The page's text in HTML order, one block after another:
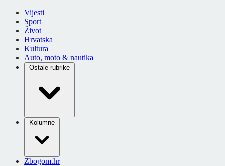
Vijesti
Sport
Život
Hrvatska
Kultura
Auto, moto & nautika
Ostale rubrike
Kolumne
Zbogom.hr